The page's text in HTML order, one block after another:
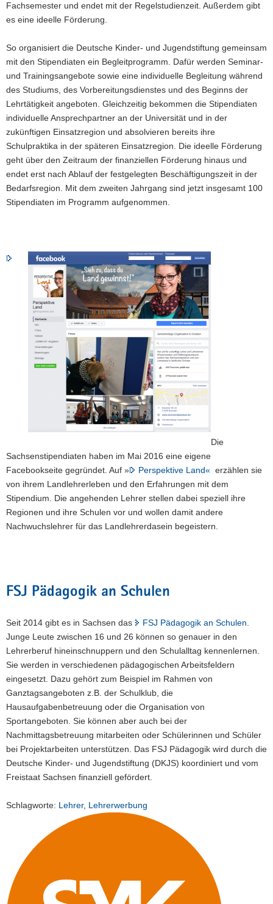
Fachsemester und endet mit der Regelstudienzeit. Außerdem gibt
es eine ideelle Förderung.
So organisiert die Deutsche Kinder- und Jugendstiftung gemeinsam
mit den Stipendiaten ein Begleitprogramm. Dafür werden Seminar-
und Trainingsangebote sowie eine individuelle Begleitung während
des Studiums, des Vorbereitungsdienstes und des Beginns der
Lehrtätigkeit angeboten. Gleichzeitig bekommen die Stipendiaten
individuelle Ansprechpartner an der Universität und in der
zukünftigen Einsatzregion und absolvieren bereits ihre
Schulpraktika in der späteren Einsatzregion. Die ideelle Förderung
geht über den Zeitraum der finanziellen Förderung hinaus und
endet erst nach Ablauf der festgelegten Beschäftigungszeit in der
Bedarfsregion. Mit dem zweiten Jahrgang sind jetzt insgesamt 100
Stipendiaten im Programm aufgenommen.
Die
Sachsenstipendiaten haben im Mai 2016 eine eigene
Facebookseite gegründet. Auf »
Perspektive Land« erzählen sie
von ihrem Landlehrerleben und den Erfahrungen mit dem
Stipendium. Die angehenden Lehrer stellen dabei speziell ihre
Regionen und ihre Schulen vor und wollen damit andere
Nachwuchslehrer für das Landlehrerdasein begeistern.
FSJ Pädagogik an Schulen
Seit 2014 gibt es in Sachsen das FSJ Pädagogik an Schulen
Junge Leute zwischen 16 und 26 können so genauer in den
Lehrerberuf hineinschnuppern und den Schulalltag kennenlernen.
Sie werden in verschiedenen pädagogischen Arbeitsfeldern
eingesetzt. Dazu gehört zum Beispiel im Rahmen von
Ganztagsangeboten z.B. der Schulklub, die
Hausaufgabenbetreuung oder die Organisation von
Sportangeboten. Sie können aber auch bei der
Nachmittagsbetreuung mitarbeiten oder Schülerinnen und Schüler
bei Projektarbeiten unterstützen. Das FSJ Pädagogik wird durch die
Deutsche Kinder- und Jugendstiftung (DKJS) koordiniert und vom
Freistaat Sachsen finanziell gefördert.
Schlagworte: Lehrer, Lehrerwerbung